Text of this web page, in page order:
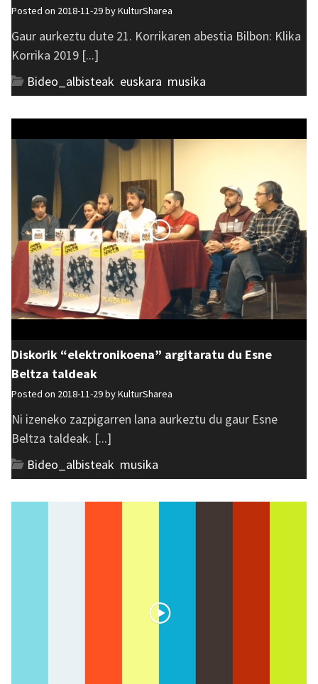
Posted on 2018-11-29 byKulturSharea
Gaur aurkeztu dute 21. Korrikaren abestia Bilbon: Klika
Korrika 2019 [...]
Bideo_albisteak euskara musika
Diskorik “elektronikoena” argitaratu du Esne
Beltza taldeak
Posted on 2018-11-29 byKulturSharea
Ni izeneko zazpigarren lana aurkeztu du gaur Esne
Beltza taldeak. [...]
Bideo_albisteak musika